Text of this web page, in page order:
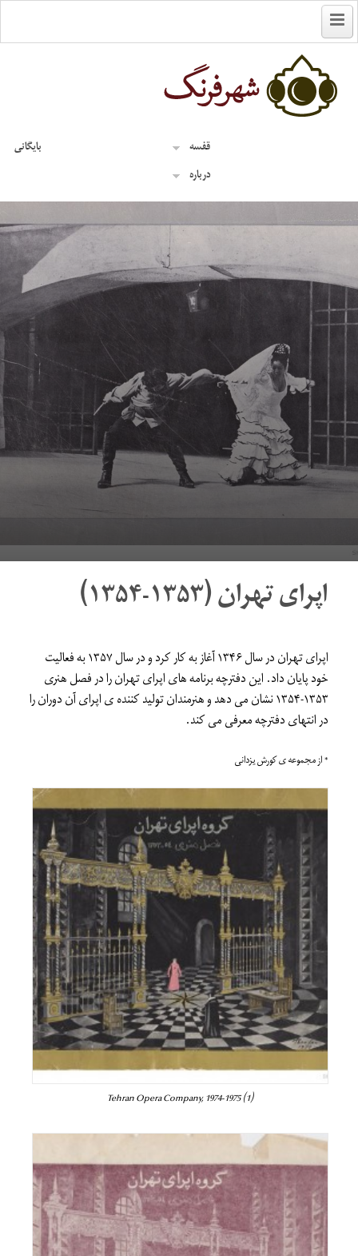
قفسه
بایگانی
درباره
اپرای تهران (۱۳۵۳-۱۳۵۴)
اپرای تهران در سال ۱۳۴۶ آغاز به کار کرد و در سال ۱۳۵۷ به فعالیت
خود پایان داد. این دفترچه برنامه های اپرای تهران را در فصل هنری
۱۳۵۳-۱۳۵۴ نشان می دهد و هنرمندان تولید کننده ی اپرای آن دوران را
در انتهای دفترچه معرفی می کند.
* از مجموعه ی کورش یزدانی
Tehran Opera Company, 1974-1975 (1)